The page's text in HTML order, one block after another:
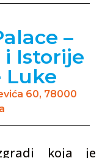
–
i Istorije
Luke
60, 78000
koja je